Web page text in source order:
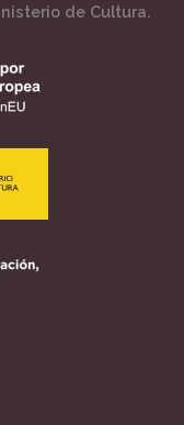
de Cultura.